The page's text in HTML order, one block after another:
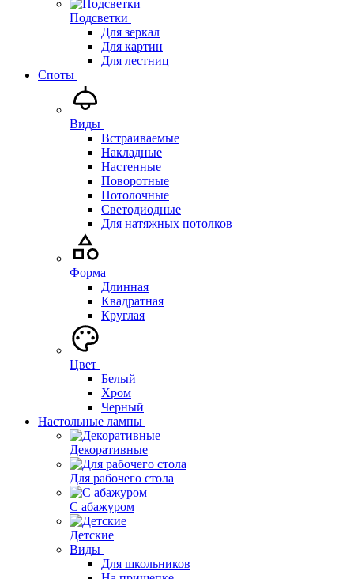
Подсветки
Для зеркал
Для картин
Для лестниц
Споты
Виды
Встраиваемые
Накладные
Настенные
Поворотные
Потолочные
Светодиодные
Для натяжных потолков
Форма
Длинная
Квадратная
Круглая
Цвет
Белый
Хром
Черный
Настольные лампы
Декоративные
Для рабочего стола
С абажуром
Детские
Виды
Для школьников